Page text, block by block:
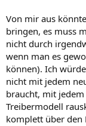
Von mir aus
bringen, es muss
nicht durch
wenn man es
können). Ich
nicht mit jedem
braucht, mit
Treibermodell
komplett über den